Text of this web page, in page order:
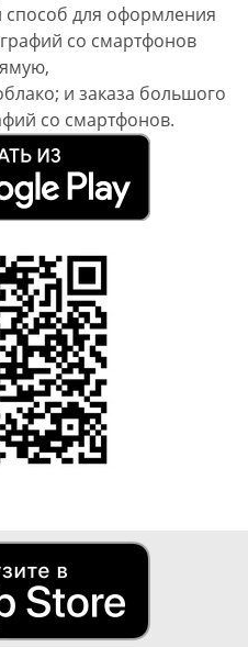
для оформления
со смартфонов
и заказа большого
со смартфонов.